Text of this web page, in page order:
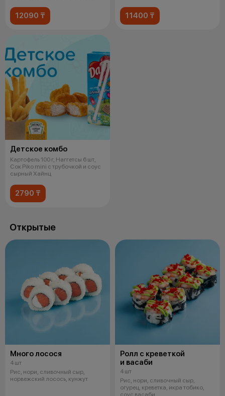
12090 ₸ 11400 ₸
Детское комбо
Картофель 100 г, Наггетсы 6 шт,
Сок Piko mini с трубочкой и соус
сырный Хайнц
2790 ₸
Открытые
Много лосося
4 шт
Рис, нори, сливочный сыр,
норвежский лосось, кунжут
Ролл с креветкой
и васаби
4 шт
Рис, нори, сливочный сыр,
огурец, креветка, икра тобико,
соус васаби